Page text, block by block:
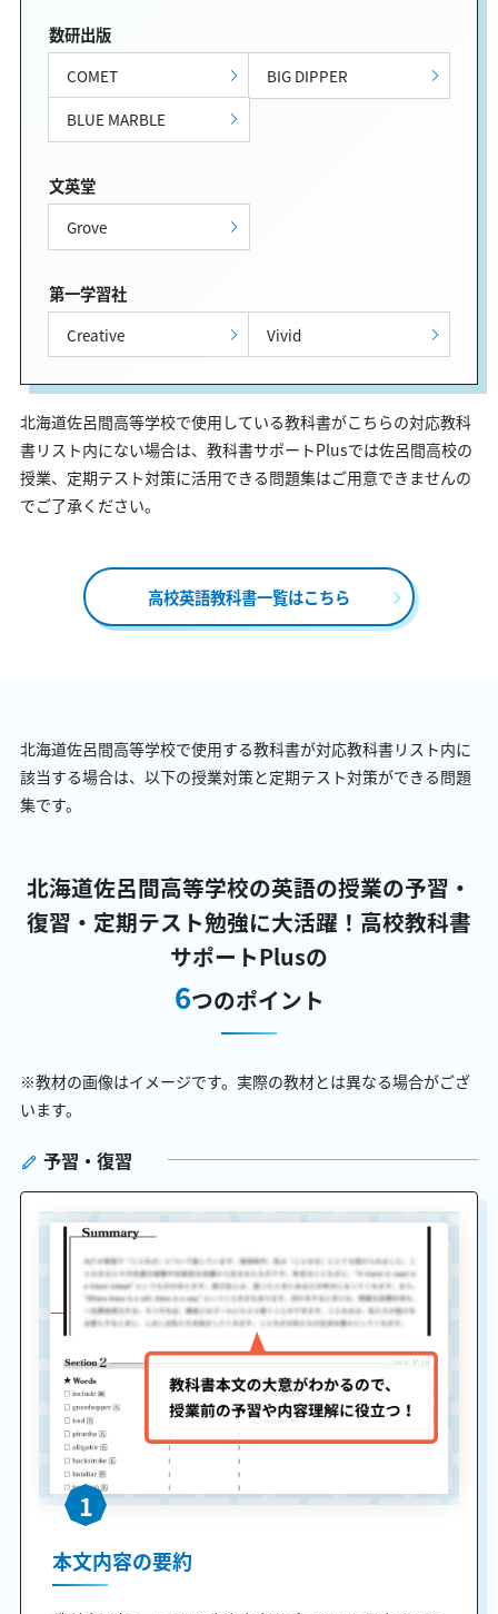
数研出版
COMET
BIG DIPPER
BLUE MARBLE
文英堂
Grove
第一学習社
Creative Vivid
北海道佐呂間高等学校で使用している教科書がこちらの対応教科
書リスト内にない場合は、教科書サポートPlusでは佐呂間高校の
授業、定期テスト対策に活用できる問題集はご用意できませんの
でご了承ください。
高校英語教科書一覧はこちら
北海道佐呂間高等学校で使用する教科書が対応教科書リスト内に
該当する場合は、以下の授業対策と定期テスト対策ができる問題
集です。
北海道佐呂間高等学校の英語の授業の予習・
復習・定期テスト勉強に大活躍！ 高校教科書
サポートPlusの
6つのポイント
※教材の画像はイメージです。実際の教材とは異なる場合がござ
います。
予習・復習
1
本文内容の要約